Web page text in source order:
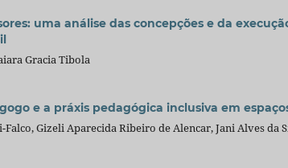
uma análise das concepções e da
Gracia Tibola
e a práxis pedagógica inclusiva em
Falco, Gizeli Aparecida Ribeiro de Alencar, Jani Alves da